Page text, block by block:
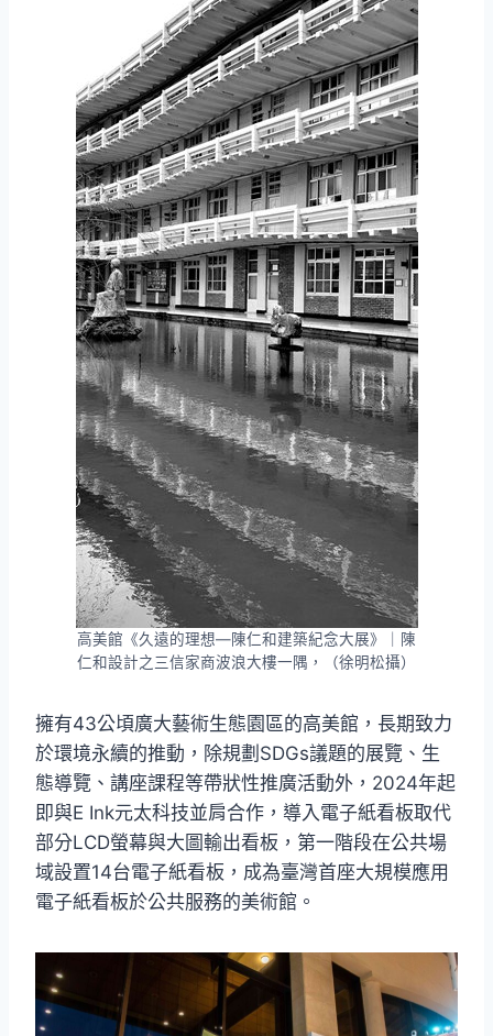
高美館《久遠的理想—陳仁和建築紀念大展》｜陳
仁和設計之三信家商波浪大樓一隅，（徐明松攝）
擁有43公頃廣大藝術生態園區的高美館，長期致力
於環境永續的推動，除規劃SDGs議題的展覽、生
態導覽、講座課程等帶狀性推廣活動外，2024年起
即與E Ink元太科技並肩合作，導入電子紙看板取代
部分LCD螢幕與大圖輸出看板，第一階段在公共場
域設置14台電子紙看板，成為臺灣首座大規模應用
電子紙看板於公共服務的美術館。